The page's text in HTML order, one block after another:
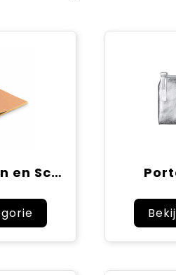
Notitieboeken en Schriften